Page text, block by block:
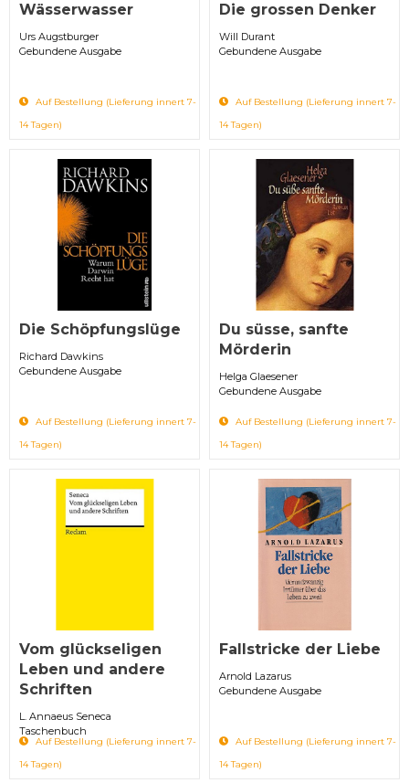
Wässerwasser
Urs Augstburger
Gebundene Ausgabe
Auf Bestellung (Lieferung innert 7-
14 Tagen)
Die grossen Denker
Will Durant
Gebundene Ausgabe
Auf Bestellung (Lieferung innert 7-
14 Tagen)
Die Schöpfungslüge
Richard Dawkins
Gebundene Ausgabe
Auf Bestellung (Lieferung innert 7-
14 Tagen)
Du süsse, sanfte
Mörderin
Helga Glaesener
Gebundene Ausgabe
Auf Bestellung (Lieferung innert 7-
14 Tagen)
Vom glückseligen
Leben und andere
Schriften
L. Annaeus Seneca
Taschenbuch
Auf Bestellung (Lieferung innert 7-
14 Tagen)
Fallstricke der Liebe
Arnold Lazarus
Gebundene Ausgabe
Auf Bestellung (Lieferung innert 7-
14 Tagen)